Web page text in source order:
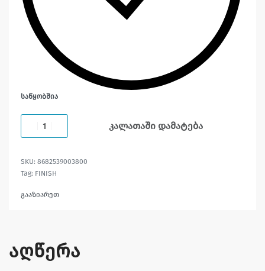
ᲡᲐᲬᲧᲝᲑᲨᲘᲐ
კალათაში დამატება
8682539003800
Tag: FINISH
გააზიარეთ
აღწერა